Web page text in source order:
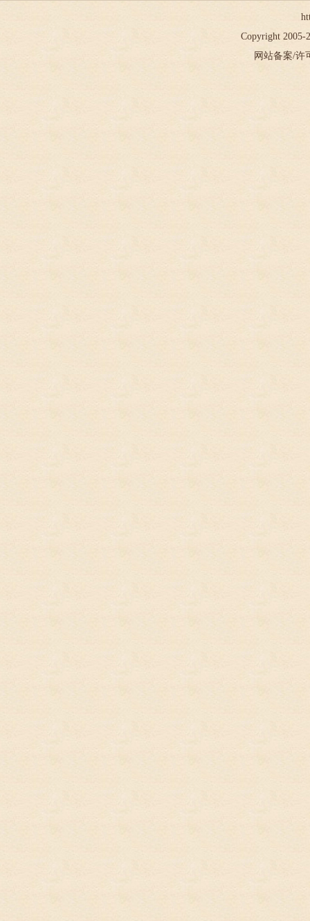
Copyright 2005-
网站备案/许